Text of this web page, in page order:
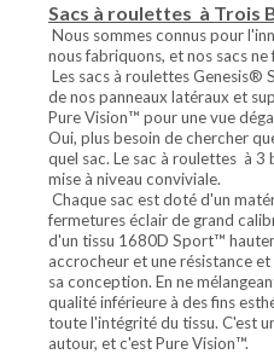
Sacs à roulettes à Trois
Nous sommes connus pour
nous fabriquons, et nos sacs
Les sacs à roulettes
de nos panneaux latéraux et
Pure Vision™ pour une vue
Oui, plus besoin de chercher
quel sac. Le sac à roulettes à 3
mise à niveau conviviale.
Chaque sac est doté d'un
fermetures éclair de grand
d'un tissu 1680D Sport™
accrocheur et une résistance
sa conception. En ne
qualité inférieure à des fins
toute l'intégrité du tissu. C'est
autour, et c'est Pure Vision™.